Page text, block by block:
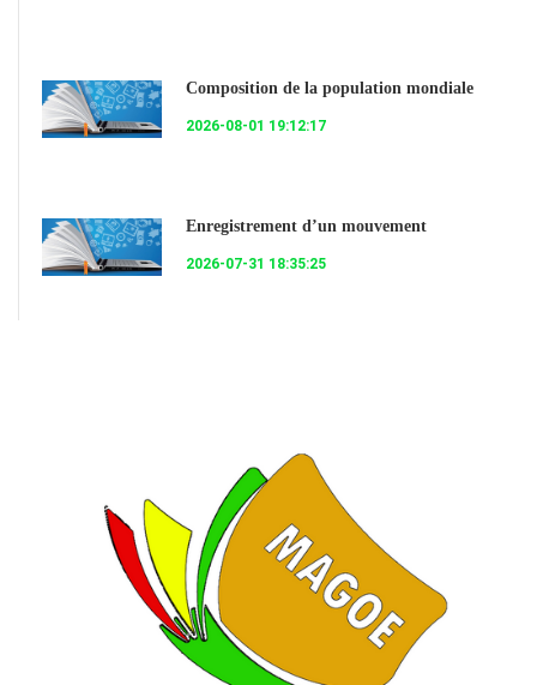
Composition de la population mondiale
2026-08-01 19:12:17
Enregistrement d’un mouvement
2026-07-31 18:35:25